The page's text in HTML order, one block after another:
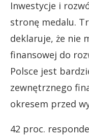
Inwestycje i
stronę medalu.
deklaruje, że nie
finansowej do
Polsce jest
zewnętrznego
okresem przed
42 proc.